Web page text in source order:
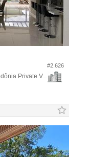
#2.626
Casa no Condomínio Caledônia Private Village